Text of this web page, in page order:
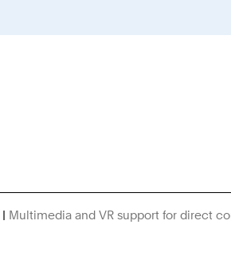
Multimedia and VR support for direct